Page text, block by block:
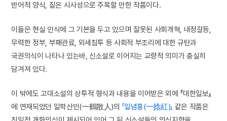
반어적 양식, 짙은 시사성으로 주목할 만한 작품이다.
이들은 현실 인식에 그 기본을 두고 있으며 잘못된 사회개혁, 내정갈등,
무력한 정부, 부패관료, 외세침투 등 사회적 부조리에 대한 규탄과
국권의식이 나타나 있는바, 신소설로 이어지는 교량적 의미가 충실히
담겨져 있다.
이 밖에도 고대소설의 상투적 형식과 내용을 이어받은 외에 『대한일보』
에 연재되었던 일학산인(一鶴散人)의 「일념홍(一捻紅)」 같은 작품은